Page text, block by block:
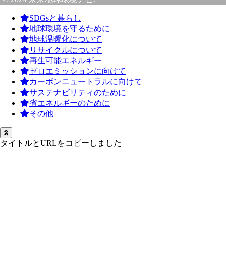
SDGsと暮らし
地球環境を守るために
地球温暖化について
リサイクルについて
再生可能エネルギー
ゼロエミッションに向けて
カーボンニュートラルに向けて
サステナビリティのために
省エネルギーのために
その他
タイトルとURLをコピーしました